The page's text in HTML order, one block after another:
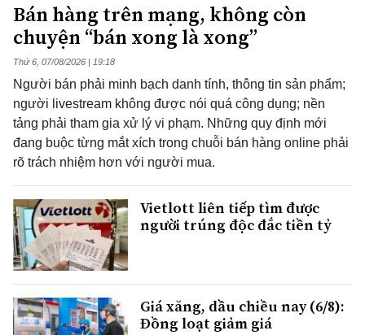
Bán hàng trên mạng, không còn
chuyện “bán xong là xong”
Thứ 6, 07/08/2026 | 19:18
Người bán phải minh bạch danh tính, thông tin sản phẩm;
người livestream không được nói quá công dụng; nền
tảng phải tham gia xử lý vi phạm. Những quy định mới
đang buộc từng mắt xích trong chuỗi bán hàng online phải
rõ trách nhiệm hơn với người mua.
Vietlott liên tiếp tìm được
người trúng độc đắc tiền tỷ
Giá xăng, dầu chiều nay (6/8):
Đồng loạt giảm giá